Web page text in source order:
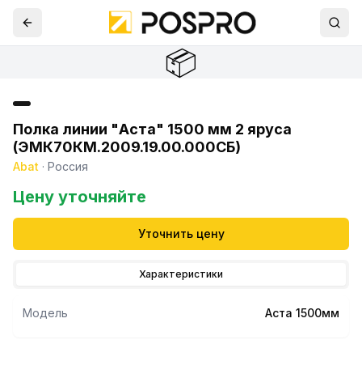
📦
Полка линии "Аста" 1500 мм 2 яруса
(ЭМК70КМ.2009.19.00.000СБ)
Abat · Россия
Цену уточняйте
Уточнить цену
Характеристики
Модель Аста 1500мм